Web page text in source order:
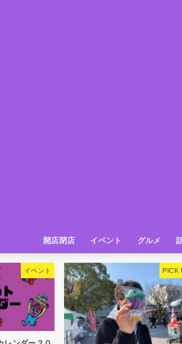
開店閉店
姫路の種探偵団
イベント
イベント
いってきた
お店紹介
グルメ
グルメ（パ
グルメ（カフ
グルメ（スイ
グルメ（ラ
グルメ（ワ
グルメ（ラ
グルメ（う
グルメ（粉物
グルメ（お肉
グルメ（魚
グルメ（鳥
グルメ（呑
グルメ（お街
ニ
ス
テ
フ
お
お
お
動
姫
企
イベント